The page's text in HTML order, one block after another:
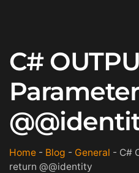
C#
Home - Blog - General - C#
return @@identity